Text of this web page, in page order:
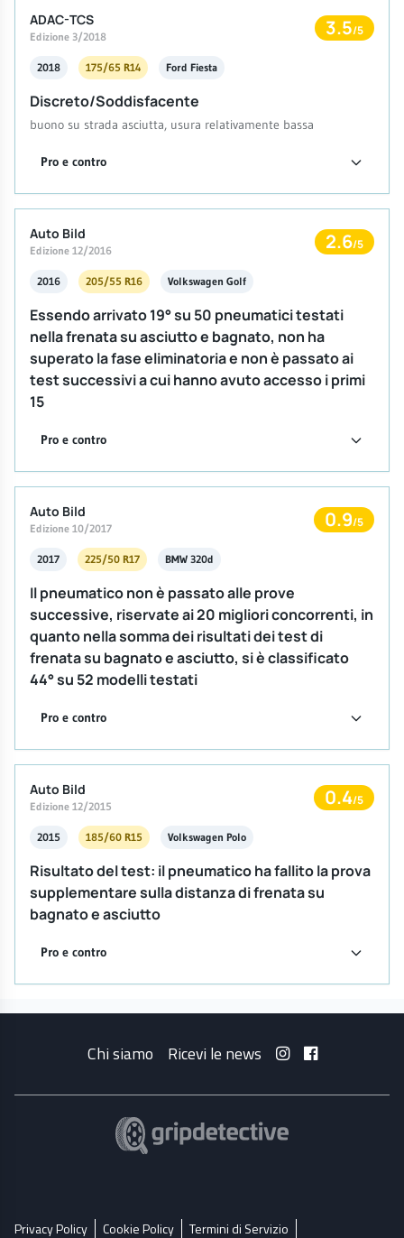
ADAC-TCS
Edizione 3/2018 3.5/5
2018 175/65 R14 Ford Fiesta
Discreto/Soddisfacente
buono su strada asciutta, usura relativamente bassa
Pro e contro
Auto Bild
Edizione 12/2016 2.6/5
2016 205/55 R16 Volkswagen Golf
Essendo arrivato 19° su 50 pneumatici testati
nella frenata su asciutto e bagnato, non ha
superato la fase eliminatoria e non è passato ai
test successivi a cui hanno avuto accesso i primi
15
Pro e contro
Auto Bild
Edizione 10/2017 0.9/5
2017 225/50 R17 BMW 320d
Il pneumatico non è passato alle prove
successive, riservate ai 20 migliori concorrenti, in
quanto nella somma dei risultati dei test di
frenata su bagnato e asciutto, si è classificato
44° su 52 modelli testati
Pro e contro
Auto Bild
Edizione 12/2015 0.4/5
2015 185/60 R15 Volkswagen Polo
Risultato del test: il pneumatico ha fallito la prova
supplementare sulla distanza di frenata su
bagnato e asciutto
Pro e contro
Chi siamo Ricevi le news
Privacy Policy Cookie Policy Termini di Servizio